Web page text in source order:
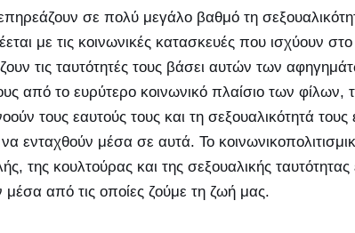
σε πολύ μεγάλο βαθμό τη
με τις κοινωνικές κατασκευές που ισχύουν
τις ταυτότητές τους βάσει αυτών των
από το ευρύτερο κοινωνικό πλαίσιο των φίλων,
τους εαυτούς τους και τη σεξουαλικότητά
ενταχθούν μέσα σε αυτά. Το
της κουλτούρας και της σεξουαλικής ταυτότητας
από τις οποίες ζούμε τη ζωή μας.